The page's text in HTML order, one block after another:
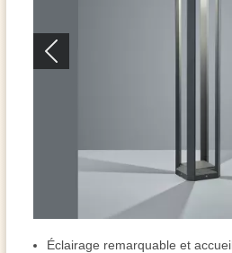
Éclairage remarquable et